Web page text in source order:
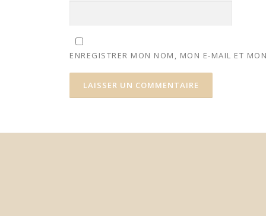
ENREGISTRER MON NOM, MON E-MAIL ET